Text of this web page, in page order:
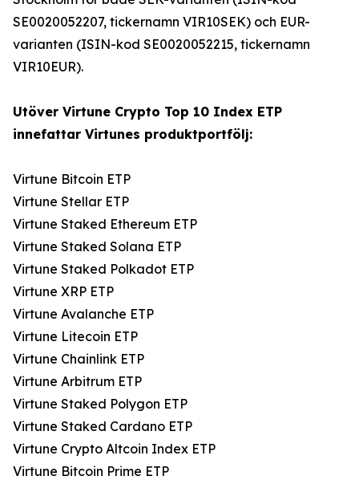
SE0020052207, tickernamn VIR10SEK) och EUR-
varianten (ISIN-kod SE0020052215, tickernamn
VIR10EUR).
Utöver Virtune Crypto Top 10 Index ETP
innefattar Virtunes produktportfölj:
Virtune Bitcoin ETP
Virtune Stellar ETP
Virtune Staked Ethereum ETP
Virtune Staked Solana ETP
Virtune Staked Polkadot ETP
Virtune XRP ETP
Virtune Avalanche ETP
Virtune Litecoin ETP
Virtune Chainlink ETP
Virtune Arbitrum ETP
Virtune Staked Polygon ETP
Virtune Staked Cardano ETP
Virtune Crypto Altcoin Index ETP
Virtune Bitcoin Prime ETP